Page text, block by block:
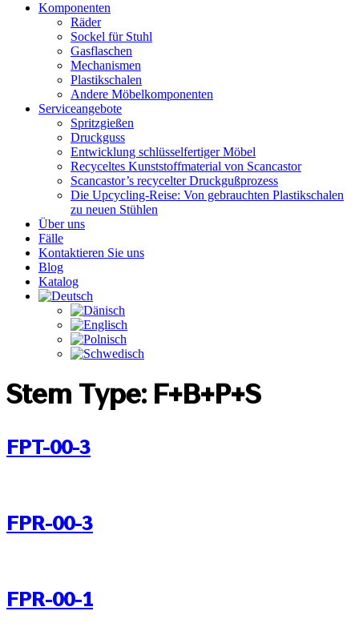
Komponenten
Räder
Sockel für Stuhl
Gasflaschen
Mechanismen
Plastikschalen
Andere Möbelkomponenten
Serviceangebote
Spritzgießen
Druckguss
Entwicklung schlüsselfertiger Möbel
Recyceltes Kunststoffmaterial von Scancastor
Scancastor’s recycelter Druckgußprozess
Die Upcycling-Reise: Von gebrauchten Plastikschalen
zu neuen Stühlen
Über uns
Fälle
Kontaktieren Sie uns
Blog
Katalog
Stem Type: F+B+P+S
FPT-00-3
FPR-00-3
FPR-00-1